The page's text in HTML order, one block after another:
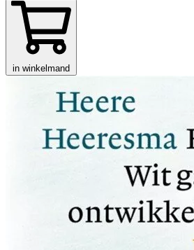
in winkelmand